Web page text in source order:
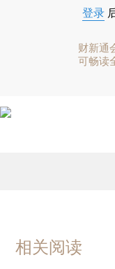
登录
财新通
可畅读
相关阅读